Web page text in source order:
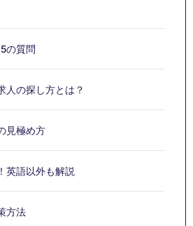
の質問
人の探し方とは？
見極め方
英語以外も解説
方法